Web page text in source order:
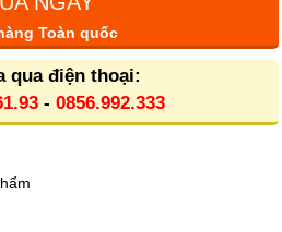
Toàn quốc
qua điện thoại:
- 0856.992.333